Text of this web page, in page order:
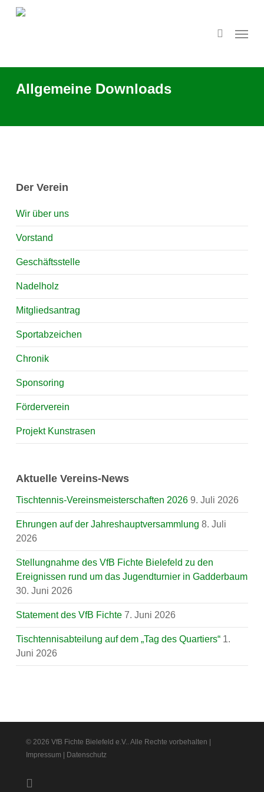
Skip
Menu
Allgemeine Downloads
Der Verein
Wir über uns
Vorstand
Geschäftsstelle
Nadelholz
Mitgliedsantrag
Sportabzeichen
Chronik
Sponsoring
Förderverein
Projekt Kunstrasen
Aktuelle Vereins-News
Tischtennis-Vereinsmeisterschaften 2026 9. Juli 2026
Ehrungen auf der Jahreshauptversammlung 8. Juli
2026
Stellungnahme des VfB Fichte Bielefeld zu den
Ereignissen rund um das Jugendturnier in Gadderbaum
30. Juni 2026
Statement des VfB Fichte 7. Juni 2026
Tischtennisabteilung auf dem „Tag des Quartiers“ 1.
Juni 2026
© 2026 VfB Fichte Bielefeld e.V.. Alle Rechte vorbehalten |
Impressum | Datenschutz
facebook